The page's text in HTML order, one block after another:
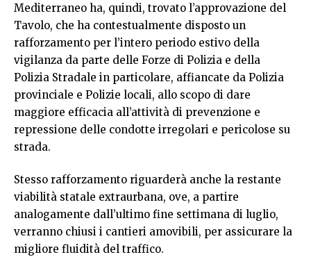
Mediterraneo ha, quindi, trovato l’approvazione del
Tavolo, che ha contestualmente disposto un
rafforzamento per l’intero periodo estivo della
vigilanza da parte delle Forze di Polizia e della
Polizia Stradale in particolare, affiancate da Polizia
provinciale e Polizie locali, allo scopo di dare
maggiore efficacia all’attività di prevenzione e
repressione delle condotte irregolari e pericolose su
strada.
Stesso rafforzamento riguarderà anche la restante
viabilità statale extraurbana, ove, a partire
analogamente dall’ultimo fine settimana di luglio,
verranno chiusi i cantieri amovibili, per assicurare la
migliore fluidità del traffico.